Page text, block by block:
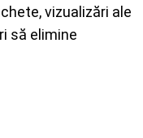
vizualizări ale
să elimine